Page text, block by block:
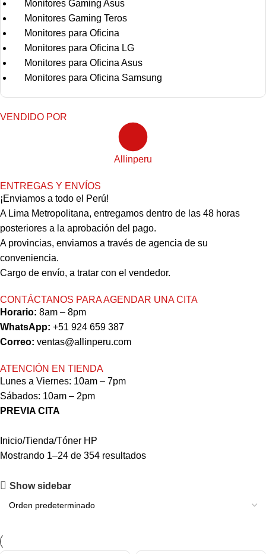
Monitores Gaming Asus
Monitores Gaming Teros
Monitores para Oficina
Monitores para Oficina LG
Monitores para Oficina Asus
Monitores para Oficina Samsung
VENDIDO POR
Allinperu
ENTREGAS Y ENVÍOS
¡Enviamos a todo el Perú!
A Lima Metropolitana, entregamos dentro de las 48 horas
posteriores a la aprobación del pago.
A provincias, enviamos a través de agencia de su
conveniencia.
Cargo de envío, a tratar con el vendedor.
CONTÁCTANOS PARA AGENDAR UNA CITA
Horario: 8am – 8pm
WhatsApp: +51 924 659 387
Correo: ventas@allinperu.com
ATENCIÓN EN TIENDA
Lunes a Viernes: 10am – 7pm
Sábados: 10am – 2pm
PREVIA CITA
Inicio Tienda Tóner HP
Mostrando 1–24 de 354 resultados
Show sidebar